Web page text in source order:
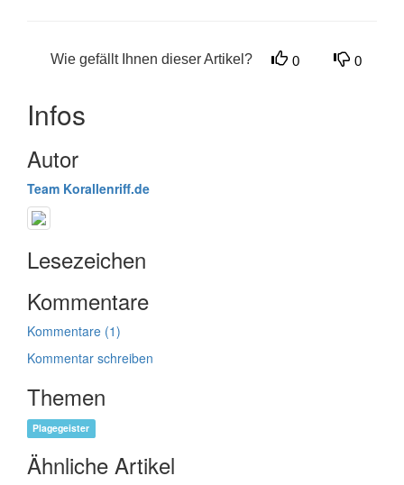
Wie gefällt Ihnen dieser Artikel? 0 0
Infos
Autor
Team Korallenriff.de
Lesezeichen
Kommentare
Kommentare (1)
Kommentar schreiben
Themen
Plagegeister
Ähnliche Artikel